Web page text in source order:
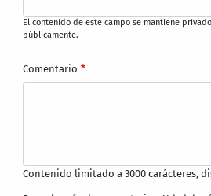
El contenido de este campo se mantiene
públicamente.
Comentario
Contenido limitado a 3000 carácteres,